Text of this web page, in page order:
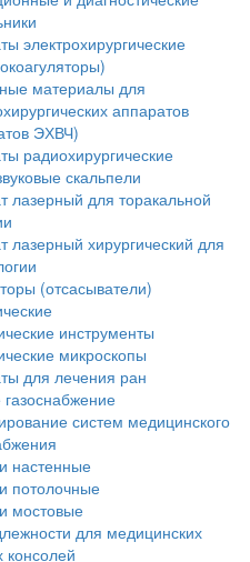
электрохирургические
материалы для
аппаратов
ЭХВЧ)
радиохирургические
скальпели
лазерный для торакальной
лазерный хирургический для
(отсасыватели)
инструменты
микроскопы
для лечения ран
систем медицинского
настенные
потолочные
мостовые
для медицинских
консолей